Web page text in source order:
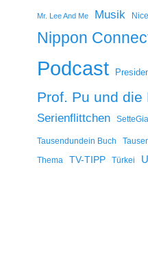
Mr. Lee And Me Musik
Nippon
Podcast
Prof. Pu und die
Serienflittchen
Tausendundein Buch
Thema TV-TIPP Türkei